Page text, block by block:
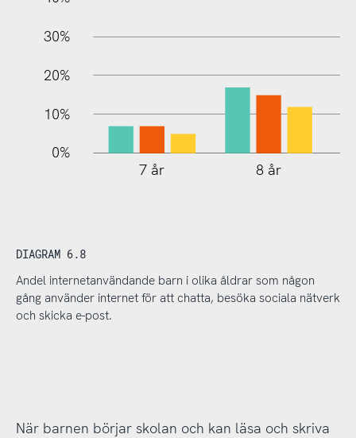
30%
20%
10%
0%
7 år
8 år
DIAGRAM 6.8
Andel internetanvändande barn i olika åldrar som någon
gång använder internet för att chatta, besöka sociala nätverk
och skicka e-post.
När barnen börjar skolan och kan läsa och skriva